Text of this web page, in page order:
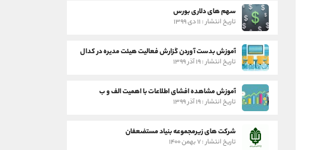
سهم های دلاری بورس
تاریخ انتشار : ۱۱ دی ۱۳۹۹
آموزش بدست آوردن گزارش فعالیت هیئت مدیره در کدال
تاریخ انتشار : ۱۹ آذر ۱۳۹۹
آموزش مشاهده افشای اطلاعات با اهمیت الف و ب
تاریخ انتشار : ۱۹ آذر ۱۳۹۹
شرکت های زیرمجموعه بنیاد مستضعفان
تاریخ انتشار : ۷ بهمن ۱۴۰۰